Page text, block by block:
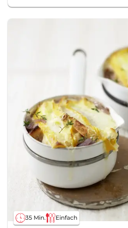
35 Min. Einfach